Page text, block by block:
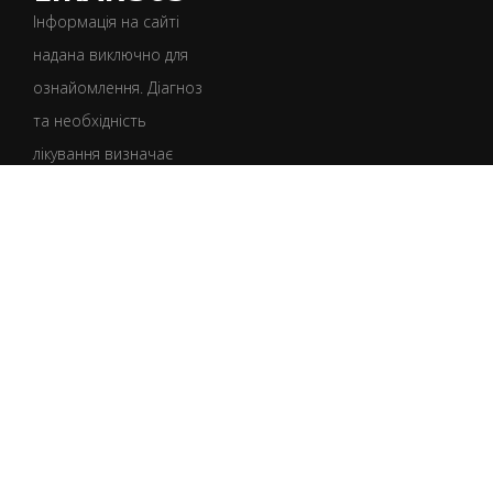
Інформація на сайті
надана виключно для
ознайомлення. Діагноз
та необхідність
лікування визначає